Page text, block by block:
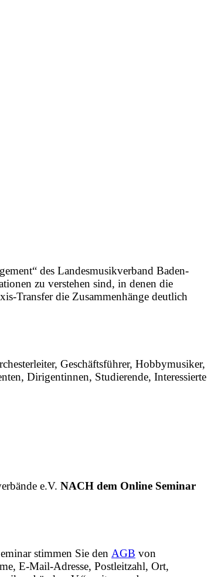
des Landesmusikverband Baden-
zu verstehen sind, in denen die
Transfer die Zusammenhänge deutlich
Geschäftsführer, Hobbymusiker,
Dirigentinnen, Studierende, Interessierte
e.V. NACH dem Online Seminar
stimmen Sie den AGB von
E-Mail-Adresse, Postleitzahl, Ort,